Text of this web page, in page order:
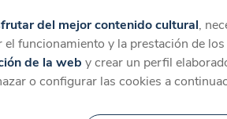
Catálogo Temáticas Categorías
del mejor contenido cultural,
el funcionamiento y la prestación de los
de la web y crear un perfil
o configurar las cookies a